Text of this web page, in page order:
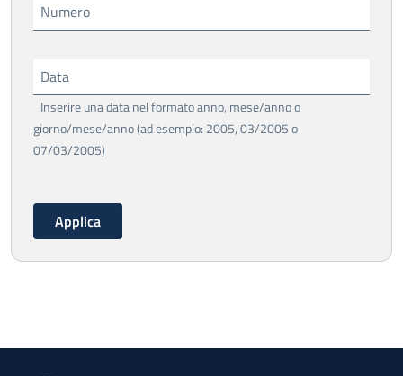
Numero
Data
Inserire una data nel formato anno, mese/anno o
giorno/mese/anno (ad esempio: 2005, 03/2005 o
07/03/2005)